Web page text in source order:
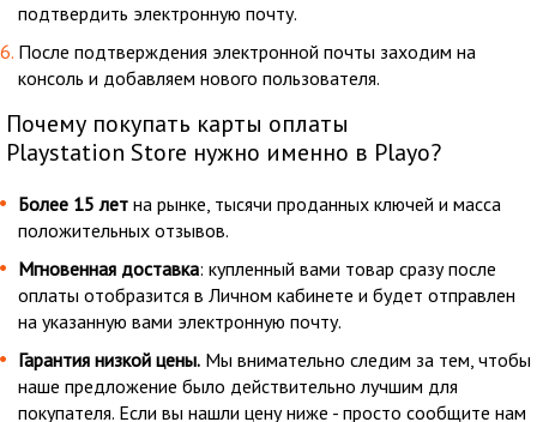
подтвердить электронную почту.
После подтверждения электронной почты заходим на
консоль и добавляем нового пользователя.
Почему покупать карты оплаты
Playstation Store нужно именно в Playo?
Более 15 лет на рынке, тысячи проданных ключей и масса
положительных отзывов.
Мгновенная доставка: купленный вами товар сразу после
оплаты отобразится в Личном кабинете и будет отправлен
на указанную вами электронную почту.
Гарантия низкой цены. Мы внимательно следим за тем, чтобы
наше предложение было действительно лучшим для
покупателя. Если вы нашли цену ниже - просто сообщите нам